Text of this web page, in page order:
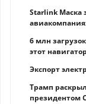
Starlink Маска
6 млн
этот
Экспорт
Трамп
президентом